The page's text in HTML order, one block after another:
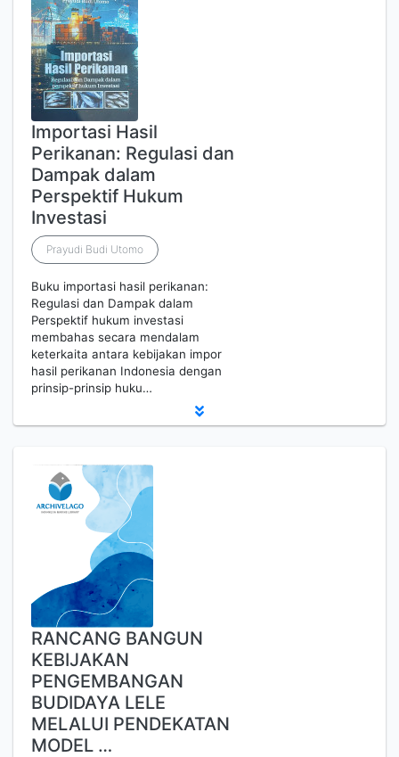
Importasi Hasil
Perikanan: Regulasi dan
Dampak dalam
Perspektif Hukum
Investasi
Prayudi Budi Utomo
Buku importasi hasil perikanan:
Regulasi dan Dampak dalam
Perspektif hukum investasi
membahas secara mendalam
keterkaita antara kebijakan impor
hasil perikanan Indonesia dengan
prinsip-prinsip huku…
RANCANG BANGUN
KEBIJAKAN
PENGEMBANGAN
BUDIDAYA LELE
MELALUI PENDEKATAN
MODEL …